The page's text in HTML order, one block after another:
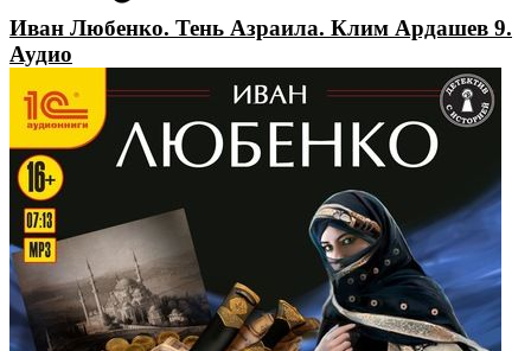
Иван Любенко. Тень Азраила. Клим Ардашев 9.
Аудио